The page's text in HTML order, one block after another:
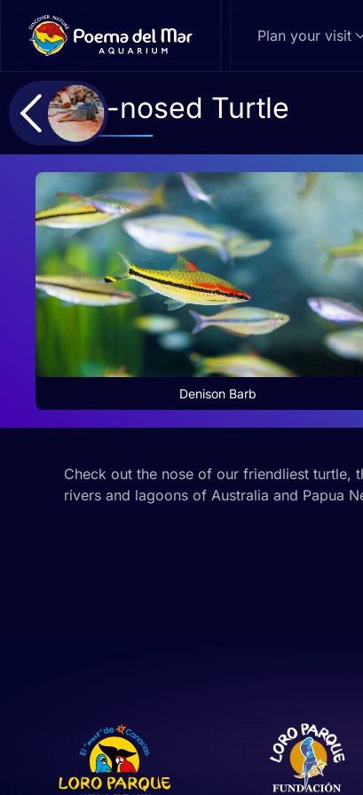
de redes sociales y
sitio web con
combinarla con
Skip to main content Plan your visit
Pig-nosed Turtle
Denison Barb
Check out the nose of our friendliest
rivers and lagoons of Australia and Papua